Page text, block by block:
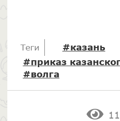
Теги
#казань
#приказ
#волга